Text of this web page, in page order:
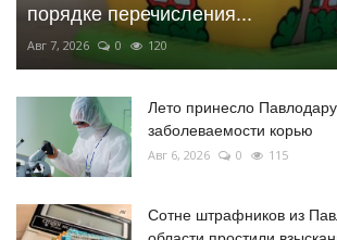
порядке перечисления...
Авг 7, 2026 0 120
Лето принесло
заболеваемости корью
Авг 6, 2026 0 115
Сотне штрафников из